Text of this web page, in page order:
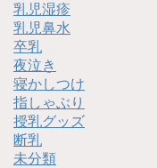
乳児湿疹
乳児鼻水
卒乳
夜泣き
寝かしつけ
指しゃぶり
授乳グッズ
断乳
未分類